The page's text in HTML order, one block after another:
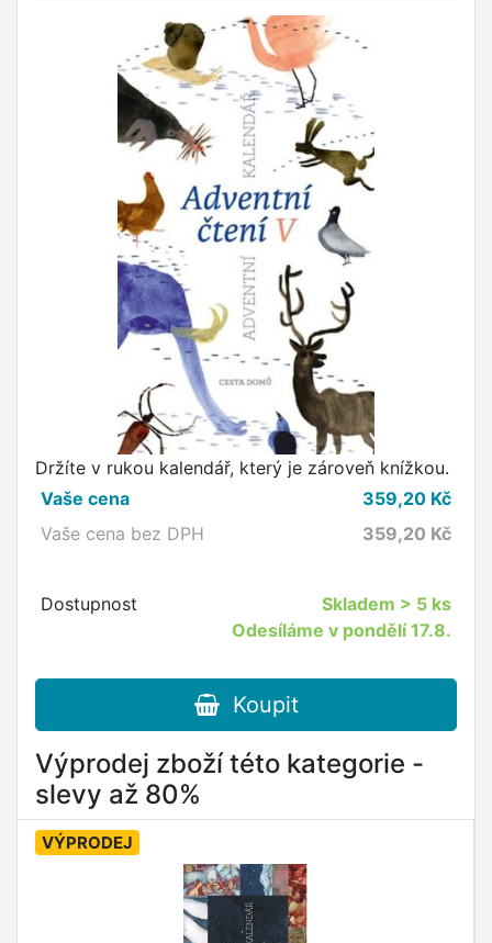
Držíte v rukou kalendář, který je zároveň knížkou.
Vaše cena
359,20 Kč
Vaše cena bez DPH
359,20 Kč
Dostupnost Skladem > 5 ks
Odesíláme v pondělí 17.8.
Koupit
Výprodej zboží této kategorie -
slevy až 80%
VÝPRODEJ